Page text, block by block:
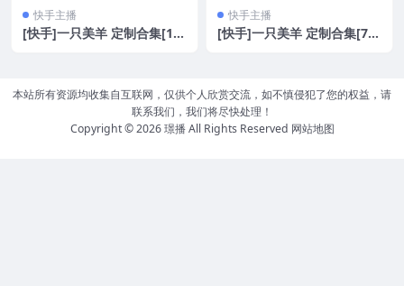
快手主播
[快手]一只美羊 定制合集[15
快手主播
[快手]一只美羊 定制合集[70
本站所有资源均收集自互联网，仅供个人欣赏交流，如不慎侵犯了您的权益，请
联系我们，我们将尽快处理！
Copyright © 2026璟播All Rights Reserved 网站地图